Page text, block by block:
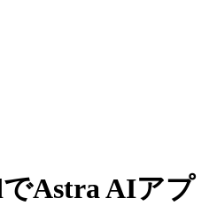
でAstra AIアプ